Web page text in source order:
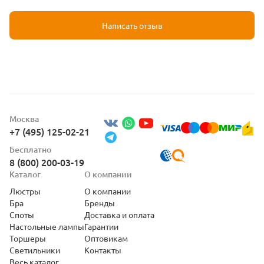
Написать отзыв
Москва
+7 (495) 125-02-21
Бесплатно
8 (800) 200-03-19
Каталог
Люстры
Бра
Споты
Настольные лампы
Торшеры
Светильники
Весь каталог
О компании
О компании
Бренды
Доставка и оплата
Гарантии
Оптовикам
Контакты